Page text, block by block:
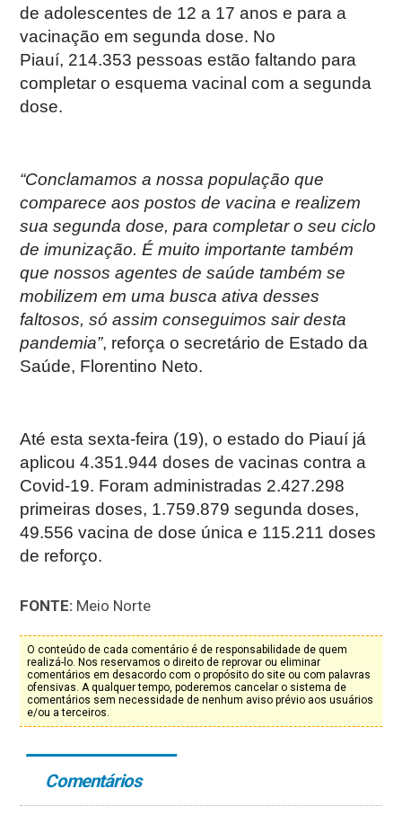
de adolescentes de 12 a 17 anos e para a
vacinação em segunda dose. No
Piauí, 214.353 pessoas estão faltando para
completar o esquema vacinal com a segunda
dose.
“Conclamamos a nossa população que
comparece aos postos de vacina e realizem
sua segunda dose, para completar o seu ciclo
de imunização. É muito importante também
que nossos agentes de saúde também se
mobilizem em uma busca ativa desses
faltosos, só assim conseguimos sair desta
pandemia”, reforça o secretário de Estado da
Saúde, Florentino Neto.
Até esta sexta-feira (19), o estado do Piauí já
aplicou 4.351.944 doses de vacinas contra a
Covid-19. Foram administradas 2.427.298
primeiras doses, 1.759.879 segunda doses,
49.556 vacina de dose única e 115.211 doses
de reforço.
FONTE: Meio Norte
O conteúdo de cada comentário é de responsabilidade de quem
realizá-lo. Nos reservamos o direito de reprovar ou eliminar
comentários em desacordo com o propósito do site ou com palavras
ofensivas. A qualquer tempo, poderemos cancelar o sistema de
comentários sem necessidade de nenhum aviso prévio aos usuários
e/ou a terceiros.
Comentários